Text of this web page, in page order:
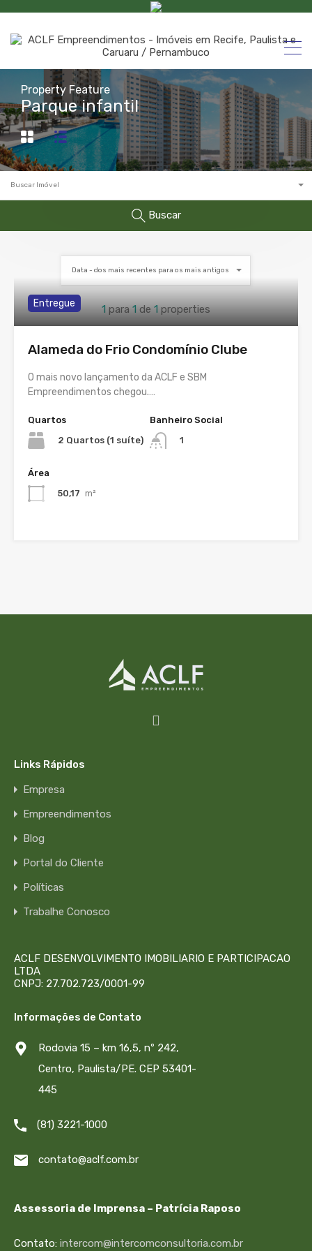
Property Feature
Parque infantil
Buscar Imóvel
Buscar
1 para1 de1 properties
Data - dos mais recentes para os mais antigos
Entregue
Alameda do Frio Condomínio Clube
O mais novo lançamento da ACLF e SBM
Empreendimentos chegou.…
Quartos
2 Quartos (1 suíte)
Banheiro Social
1
Área
50,17 m²
Links Rápidos
Empresa
Empreendimentos
Blog
Portal do Cliente
Políticas
Trabalhe Conosco
ACLF DESENVOLVIMENTO IMOBILIARIO E PARTICIPACAO
LTDA
CNPJ: 27.702.723/0001-99
Informações de Contato
Rodovia 15 – km 16,5, nº 242,
Centro, Paulista/PE. CEP 53401-
445
(81) 3221-1000
contato@aclf.com.br
Assessoria de Imprensa – Patrícia Raposo
Contato: intercom@intercomconsultoria.com.br